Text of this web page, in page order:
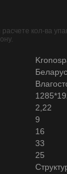
расчете кол-ва
2,22
9
16
33
25